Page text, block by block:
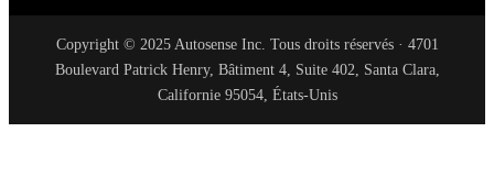
Copyright © 2025 Autosense Inc. Tous droits réservés · 4701
Boulevard Patrick Henry, Bâtiment 4, Suite 402, Santa Clara,
Californie 95054, États-Unis